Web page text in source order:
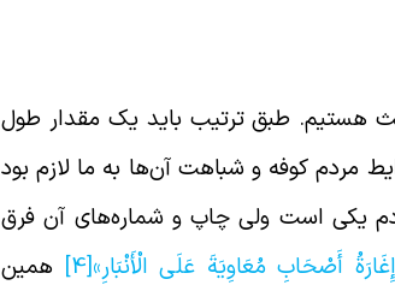
طبق ترتیب باید یک مقدار طول
مردم کوفه و شباهت آن‌ها به ما لازم بود
این‌طور است، عرض کردم یکی است ولی چاپ و شماره‌های آن فرق
أَصْحَابِ‏ مُعَاوِيَةَ عَلَى‏ الْأَنْبَارِ»[4]
همین